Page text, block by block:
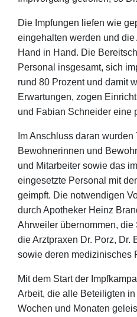
Die Impfungen liefen wie
eingehalten werden und
Hand in Hand. Die
Personal insgesamt, sich
rund 80 Prozent und damit
Erwartungen, zogen
und Fabian Schneider eine
Im Anschluss daran wurden
Bewohnerinnen und
und Mitarbeiter sowie das
eingesetzte Personal mit
geimpft. Die notwendigen
durch Apotheker Heinz
Ahrweiler übernommen,
die Arztpraxen Dr. Porz, Dr.
sowie deren medizinisches
Mit dem Start der
Arbeit, die alle Beteiligten
Wochen und Monaten